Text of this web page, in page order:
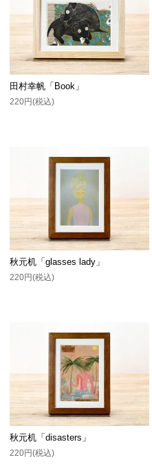
田村幸帆「Book」
220円(税込)
秋元机「glasses lady」
220円(税込)
秋元机「disasters」
220円(税込)